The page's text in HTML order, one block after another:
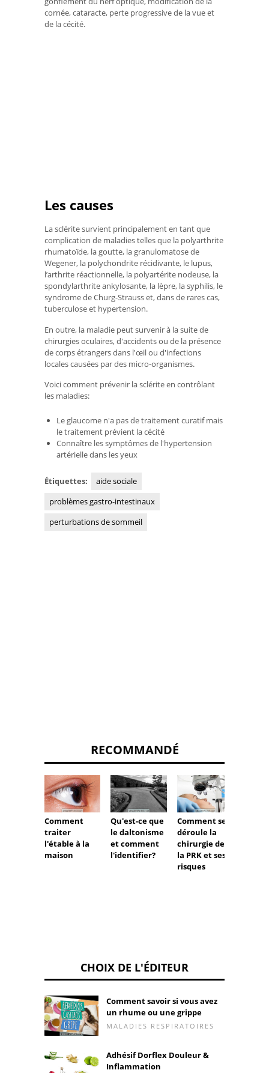
cornée, cataracte, perte progressive de la vue et
de la cécité.
Les causes
La sclérite survient principalement en tant que
complication de maladies telles que la polyarthrite
rhumatoïde, la goutte, la granulomatose de
Wegener, la polychondrite récidivante, le lupus,
l’arthrite réactionnelle, la polyartérite nodeuse, la
spondylarthrite ankylosante, la lèpre, la syphilis, le
syndrome de Churg-Strauss et, dans de rares cas,
tuberculose et hypertension.
En outre, la maladie peut survenir à la suite de
chirurgies oculaires, d'accidents ou de la présence
de corps étrangers dans l'œil ou d'infections
locales causées par des micro-organismes.
Voici comment prévenir la sclérite en contrôlant
les maladies:
Le glaucome n'a pas de traitement curatif mais
le traitement prévient la cécité
Connaître les symptômes de l'hypertension
artérielle dans les yeux
Étiquettes:
aide sociale
problèmes gastro-intestinaux
perturbations de sommeil
RECOMMANDÉ
Comment
traiter
l'étable à la
maison
Qu'est-ce que
le daltonisme
et comment
l'identifier?
Comment se
déroule la
chirurgie de
la PRK et ses
risques
CHOIX DE L'ÉDITEUR
Comment savoir si vous avez
un rhume ou une grippe
MALADIES RESPIRATOIRES
Adhésif Dorflex Douleur &
Inflammation